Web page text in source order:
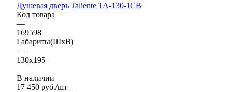
Душевая дверь Taliente TA-130-1CB
Код товара
—
169598
Габариты(ШхВ)
—
130x195
В наличии
17 450 руб./шт